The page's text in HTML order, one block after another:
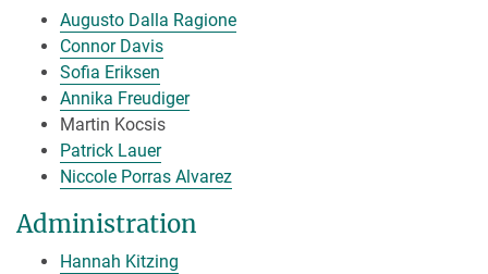
Augusto Dalla Ragione
Connor Davis
Sofia Eriksen
Annika Freudiger
Martin Kocsis
Patrick Lauer
Niccole Porras Alvarez
Administration
Hannah Kitzing